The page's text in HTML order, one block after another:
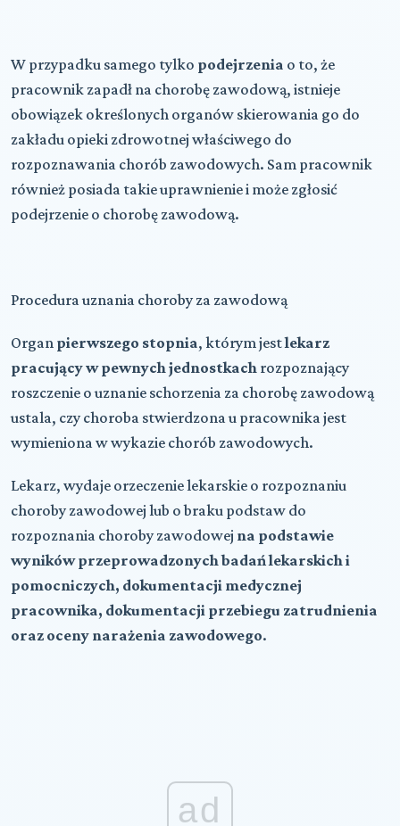
W przypadku samego tylko podejrzenia o to, że
pracownik zapadł na chorobę zawodową, istnieje
obowiązek określonych organów skierowania go do
zakładu opieki zdrowotnej właściwego do
rozpoznawania chorób zawodowych. Sam pracownik
również posiada takie uprawnienie i może zgłosić
podejrzenie o chorobę zawodową.
Procedura uznania choroby za zawodową
Organ pierwszego stopnia, którym jestlekarz
pracujący w pewnych jednostkach rozpoznający
roszczenie o uznanie schorzenia za chorobę zawodową
ustala, czy choroba stwierdzona u pracownika jest
wymieniona w wykazie chorób zawodowych.
Lekarz, wydaje orzeczenie lekarskie o rozpoznaniu
choroby zawodowej lub o braku podstaw do
rozpoznania choroby zawodowej na podstawie
wyników przeprowadzonych badań lekarskich i
pomocniczych, dokumentacji medycznej
pracownika, dokumentacji przebiegu zatrudnienia
oraz oceny narażenia zawodowego.
ad